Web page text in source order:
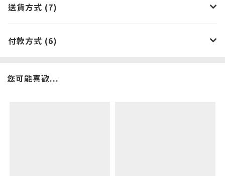
送貨方式 (7)
付款方式 (6)
您可能喜歡...